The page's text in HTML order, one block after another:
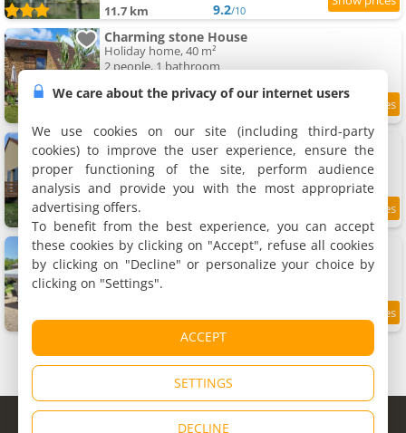
11.7 km 9.2/10
Charming stone House
Holiday home, 40 m²
2 people, 1 bathroom
Val de Grosne
Holiday home, 95 m²
4 people, 2 bedrooms, 1 bathroom
11.9 km /10
Apartment Chez isa
Apartment, 90 m²
6 people, 3 bedrooms, 1 bathroom
12 km 9.2/10
© Copyright 1998 - 2026
We care about the privacy of our internet users
We use cookies on our site (including third-party
cookies) to improve the user experience, ensure the
proper functioning of the site, perform audience
analysis and provide you with the most appropriate
advertising offers.
To benefit from the best experience, you can accept
these cookies by clicking on "Accept", refuse all cookies
by clicking on "Decline" or personalize your choice by
clicking on "Settings".
ACCEPT
SETTINGS
DECLINE